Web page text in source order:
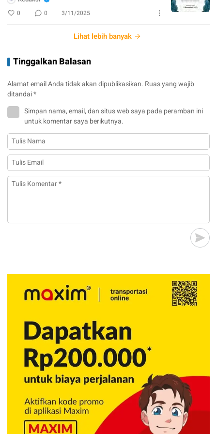
0 0 3/11/2025
Lihat lebih banyak
Tinggalkan Balasan
Alamat email Anda tidak akan dipublikasikan. Ruas yang wajib
ditandai*
Simpan nama, email, dan situs web saya pada peramban ini
untuk komentar saya berikutnya.